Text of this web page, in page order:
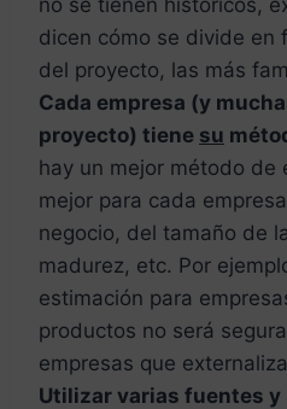
dicen cómo se divide en
del proyecto, las más
Cada empresa (y
proyecto) tiene su
hay un mejor método de
mejor para cada
negocio, del tamaño de
madurez, etc. Por
estimación para
productos no será
empresas que
Utilizar varias fuentes y